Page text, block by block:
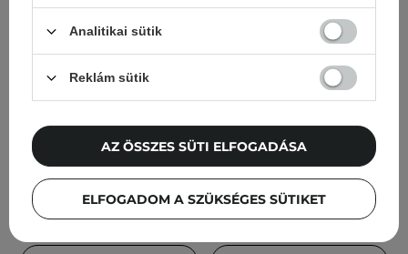
K-SECRET - SEOUL 1988
Boosting Ball: Collagen
100% - Bőrápoló Golyó
Kollagénnel - 35mg
1
5 610,00 Ft
AKCIÓ
REVCELL - Intensive Vita-
Collagen Ampoule Mist -
Kollagén Arcampulla
Permet Formájában -
7 438,00 Ft
6 322,00 Ft
Analitikai sütik
Reklám sütik
ELFOGADOM A SZÜKSÉGES SÜTIKET
AZ ÖSSZES SÜTI ELFOGADÁSA